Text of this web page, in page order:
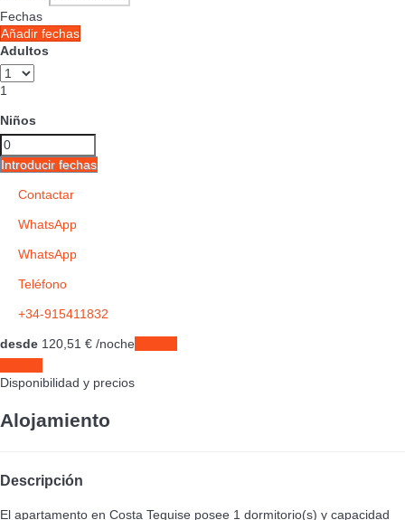
Fechas
Añadir fechas
Adultos
1
Niños
Introducir fechas
Contactar
WhatsApp
WhatsApp
Teléfono
+34-915411832
desde 120, 51 € /noche
Disponibilidad y precios
Alojamiento
Descripción
El apartamento en Costa Teguise posee 1 dormitorio(s) y capacidad